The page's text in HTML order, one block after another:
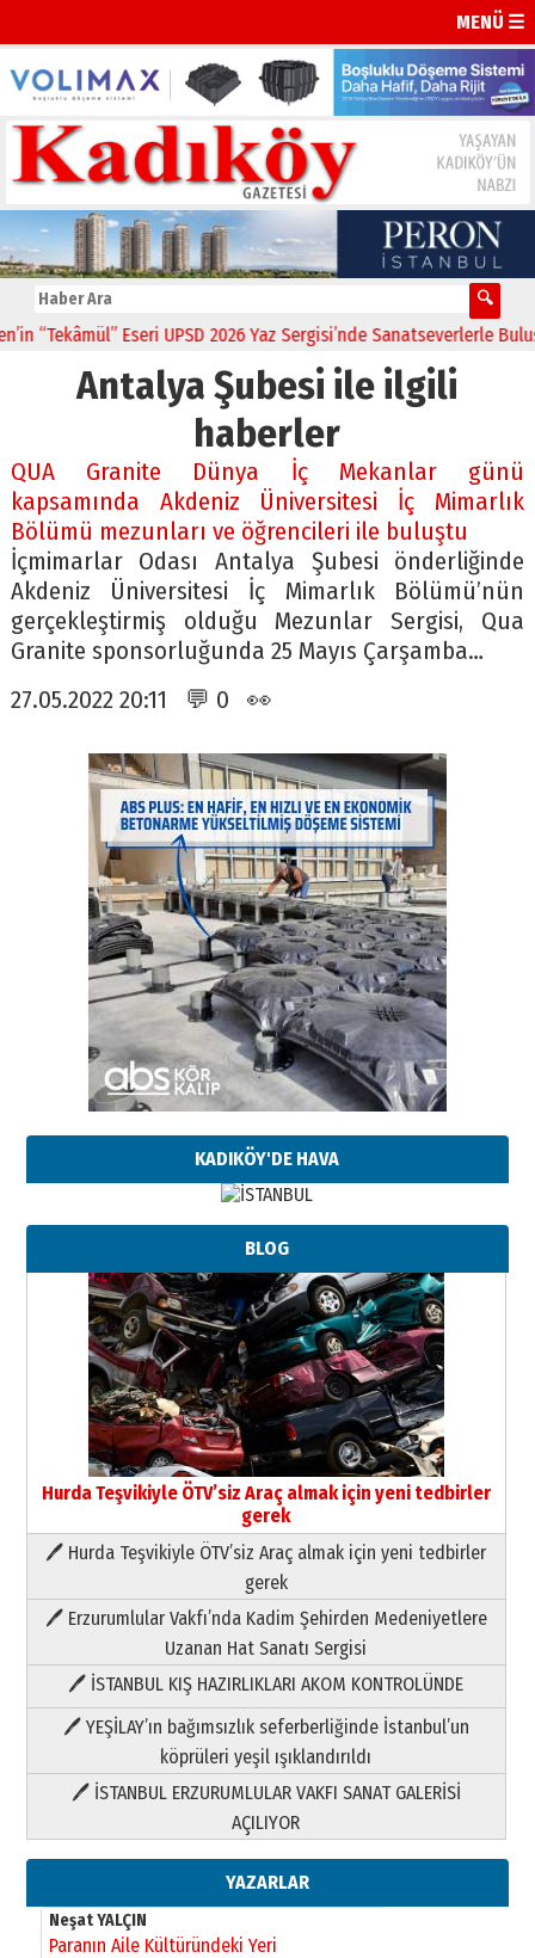
MENÜ ☰
“Tekâmül” Eseri UPSD 2026 Yaz Sergisi’nde Sanatseverlerle Buluştu
Antalya Şubesi ile ilgili
haberler
QUA Granite Dünya İç Mekanlar günü
kapsamında Akdeniz Üniversitesi İç Mimarlık
Bölümü mezunları ve öğrencileri ile buluştu
İçmimarlar Odası Antalya Şubesi önderliğinde
Akdeniz Üniversitesi İç Mimarlık Bölümü’nün
gerçekleştirmiş olduğu Mezunlar Sergisi, Qua
Granite sponsorluğunda 25 Mayıs Çarşamba…
27.05.2022 20:11 💬 0 👀
KADIKÖY'DE HAVA
BLOG
Hurda Teşvikiyle ÖTV’siz Araç almak için yeni tedbirler
gerek
🖊 Hurda Teşvikiyle ÖTV’siz Araç almak için yeni tedbirler
gerek
🖊 Erzurumlular Vakfı’nda Kadim Şehirden Medeniyetlere
Uzanan Hat Sanatı Sergisi
🖊 İSTANBUL KIŞ HAZIRLIKLARI AKOM KONTROLÜNDE
🖊 YEŞİLAY’ın bağımsızlık seferberliğinde İstanbul’un
köprüleri yeşil ışıklandırıldı
🖊 İSTANBUL ERZURUMLULAR VAKFI SANAT GALERİSİ
AÇILIYOR
YAZARLAR
Paranın Aile Kültüründeki Yeri
03 Ağustos 2026 Pazartesi
Yıldırım Gündoğdu
HAVVA’NIN ÜÇ KIZI
09 Temmuz 2026 Perşembe
Yusuf POLAT
Şampiyonluk Sebahattin Şirin’e
11 Mayıs 2026 Pazartesi
Neşat YALÇIN
Paranın Aile Kültüründeki Yeri